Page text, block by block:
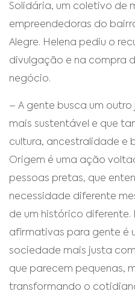
Solidária, um coletivo de
empreendedoras do
Alegre. Helena pediu o
divulgação e na compra
negócio.
– A gente busca um
mais sustentável e que
cultura, ancestralidade e
Origem é uma ação
pessoas pretas, que
necessidade diferente
de um histórico diferente.
afirmativas para gente é
sociedade mais justa
que parecem pequenas,
transformando o